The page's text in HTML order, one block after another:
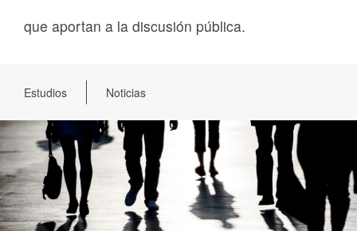
que aportan a la discusión pública.
Estudios Noticias